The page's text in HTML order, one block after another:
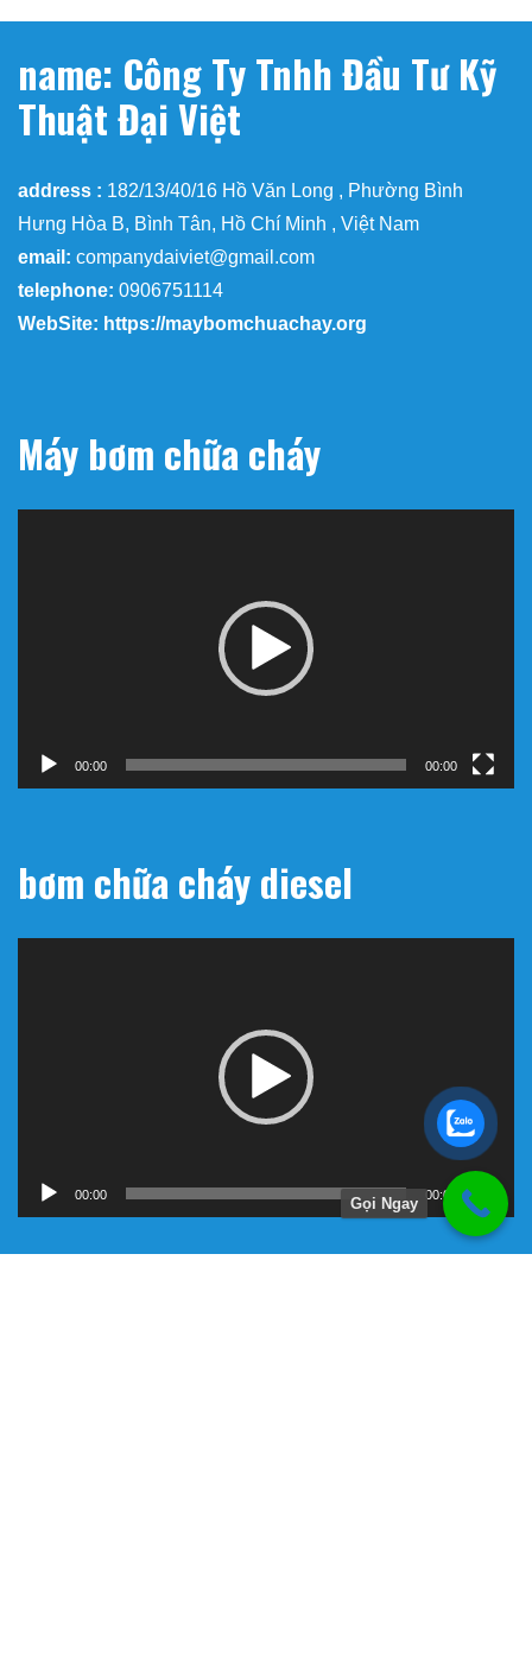
name: Công Ty Tnhh Đầu Tư Kỹ
Thuật Đại Việt
address : 182/13/40/16 Hồ Văn Long , Phường Bình
Hưng Hòa B, Bình Tân, Hồ Chí Minh , Việt Nam
email: companydaiviet@gmail.com
telephone: 0906751114
WebSite: https://maybomchuachay.org
Máy bơm chữa cháy
00:00 00:00
bơm chữa cháy diesel
00:00 00:00
Gọi Ngay